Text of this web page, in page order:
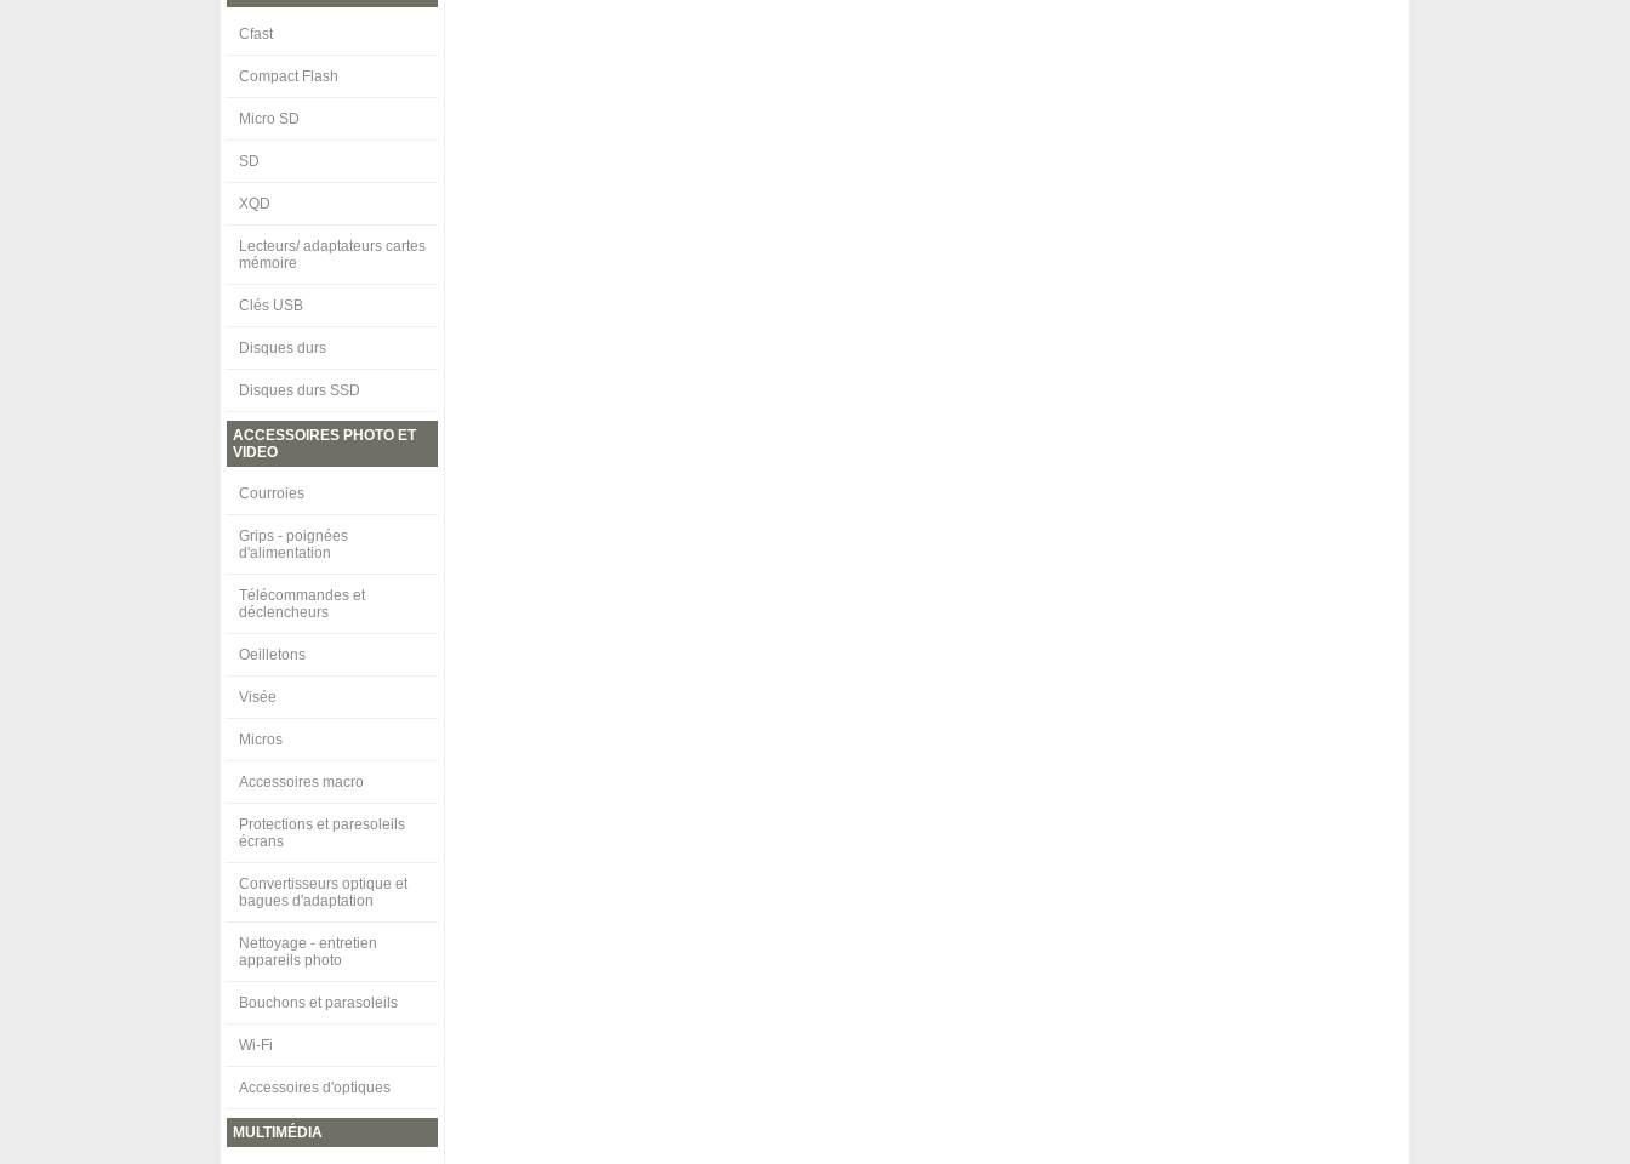
Cfast
Compact Flash
Micro SD
SD
XQD
Lecteurs/ adaptateurs cartes
mémoire
Clés USB
Disques durs
Disques durs SSD
ACCESSOIRES PHOTO ET
VIDEO
Courroies
Grips - poignées
d'alimentation
Télécommandes et
déclencheurs
Oeilletons
Visée
Micros
Accessoires macro
Protections et paresoleils
écrans
Convertisseurs optique et
bagues d'adaptation
Nettoyage - entretien
appareils photo
Bouchons et parasoleils
Wi-Fi
Accessoires d'optiques
MULTIMÉDIA